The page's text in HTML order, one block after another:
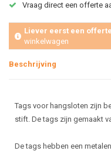
Vraag direct een offerte
Liever eerst een
winkelwagen
Beschrijving
Tags voor hangsloten zijn
stift. De tags zijn gemaakt
De tags hebben een